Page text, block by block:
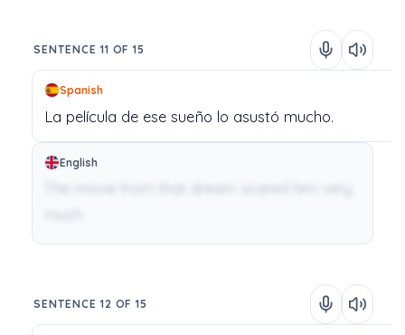
SENTENCE 11 OF 15
Spanish
La película de ese sueño lo asustó mucho.
English
SENTENCE 12 OF 15